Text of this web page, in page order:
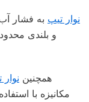
نوار تیپ به فشار
و بلندی
همچنین
مکانیزه با